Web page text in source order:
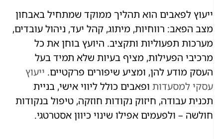
ייעוץ לפאבים הוא תהליך ממוקד שמתחיל באבחון
מצב הפאב: רווחיות, מיתוג, קהל יעד, ניהול עובדים,
מערכות תפעוליות ותקציב. היועץ בוחן את כל
מרכיבי הפעילות, מציף בעיות שלא תמיד בעל
העסק מודע להן, ומציע שיפורים פרקטיים. ייעוץ
עסקי למסעדות ופאבים כולל ליווי אישי, בניית
תכנית עבודה, חיזוק נקודות חוזקה, טיפול בנקודות
חולשה – ולפעמים אפילו שינוי כיוון אסטרטגי.